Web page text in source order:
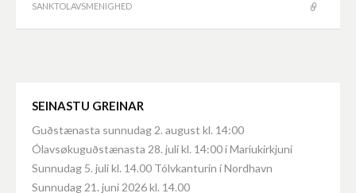
SANKTOLAVSMENIGHED
SEINASTU GREINAR
Guðstænasta sunnudag 2. august kl. 14:00
Ólavsøkuguðstænasta 28. juli kl. 14:00 í Mariukirkjuni
Sunnudag 5. juli kl. 14.00 Tólvkanturin í Nordhavn
Sunnudag 21. juni 2026 kl. 14.00